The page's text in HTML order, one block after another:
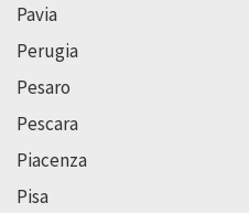
Pavia
Perugia
Pesaro
Pescara
Piacenza
Pisa